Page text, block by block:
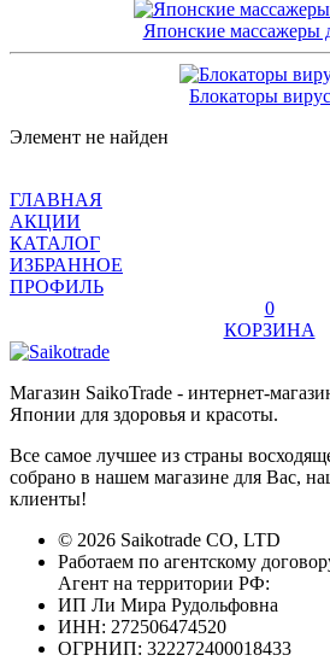
Японские массажеры
Блокаторы
Элемент не найден
ГЛАВНАЯ
АКЦИИ
КАТАЛОГ
ИЗБРАННОЕ
ПРОФИЛЬ
0
КОРЗИНА
Магазин SaikoTrade - интернет-
Японии для здоровья и красоты.
Все самое лучшее из страны
собрано в нашем магазине для Вас,
клиенты!
© 2026 Saikotrade CO, LTD
Работаем по агентскому
Агент на территории РФ:
ИП Ли Мира Рудольфовна
ИНН: 272506474520
ОГРНИП: 322272400018433